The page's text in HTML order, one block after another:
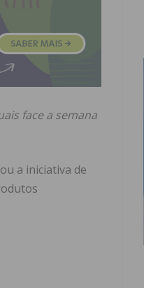
face a semana
a iniciativa de